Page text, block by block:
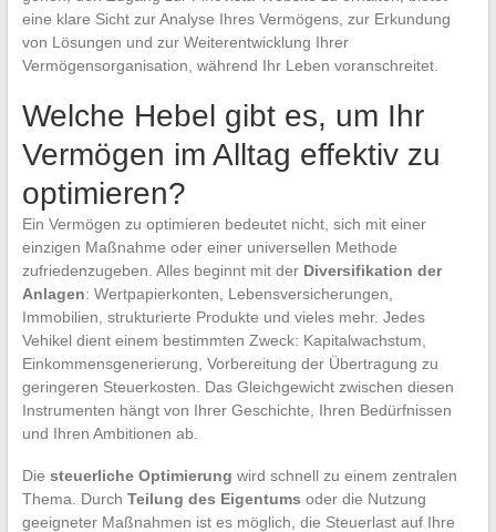
eine klare Sicht zur Analyse Ihres Vermögens, zur Erkundung
von Lösungen und zur Weiterentwicklung Ihrer
Vermögensorganisation, während Ihr Leben voranschreitet.
Welche Hebel gibt es, um Ihr
Vermögen im Alltag effektiv zu
optimieren?
Ein Vermögen zu optimieren bedeutet nicht, sich mit einer
einzigen Maßnahme oder einer universellen Methode
zufriedenzugeben. Alles beginnt mit der Diversifikation der
Anlagen: Wertpapierkonten, Lebensversicherungen,
Immobilien, strukturierte Produkte und vieles mehr. Jedes
Vehikel dient einem bestimmten Zweck: Kapitalwachstum,
Einkommensgenerierung, Vorbereitung der Übertragung zu
geringeren Steuerkosten. Das Gleichgewicht zwischen diesen
Instrumenten hängt von Ihrer Geschichte, Ihren Bedürfnissen
und Ihren Ambitionen ab.
Die steuerliche Optimierung wird schnell zu einem zentralen
Thema. Durch Teilung des Eigentums oder die Nutzung
geeigneter Maßnahmen ist es möglich, die Steuerlast auf Ihre